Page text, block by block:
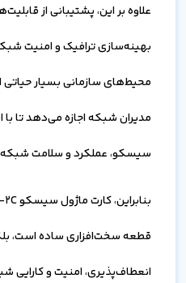
بهینه‌سازی ترافیک و امنیت
محیط‌های سازمانی بسیار
مدیران شبکه اجازه می‌دهد تا با
سیسکو، عملکرد و سلامت شبکه
قطعه سخت‌افزاری ساده است،
انعطاف‌پذیری، امنیت و